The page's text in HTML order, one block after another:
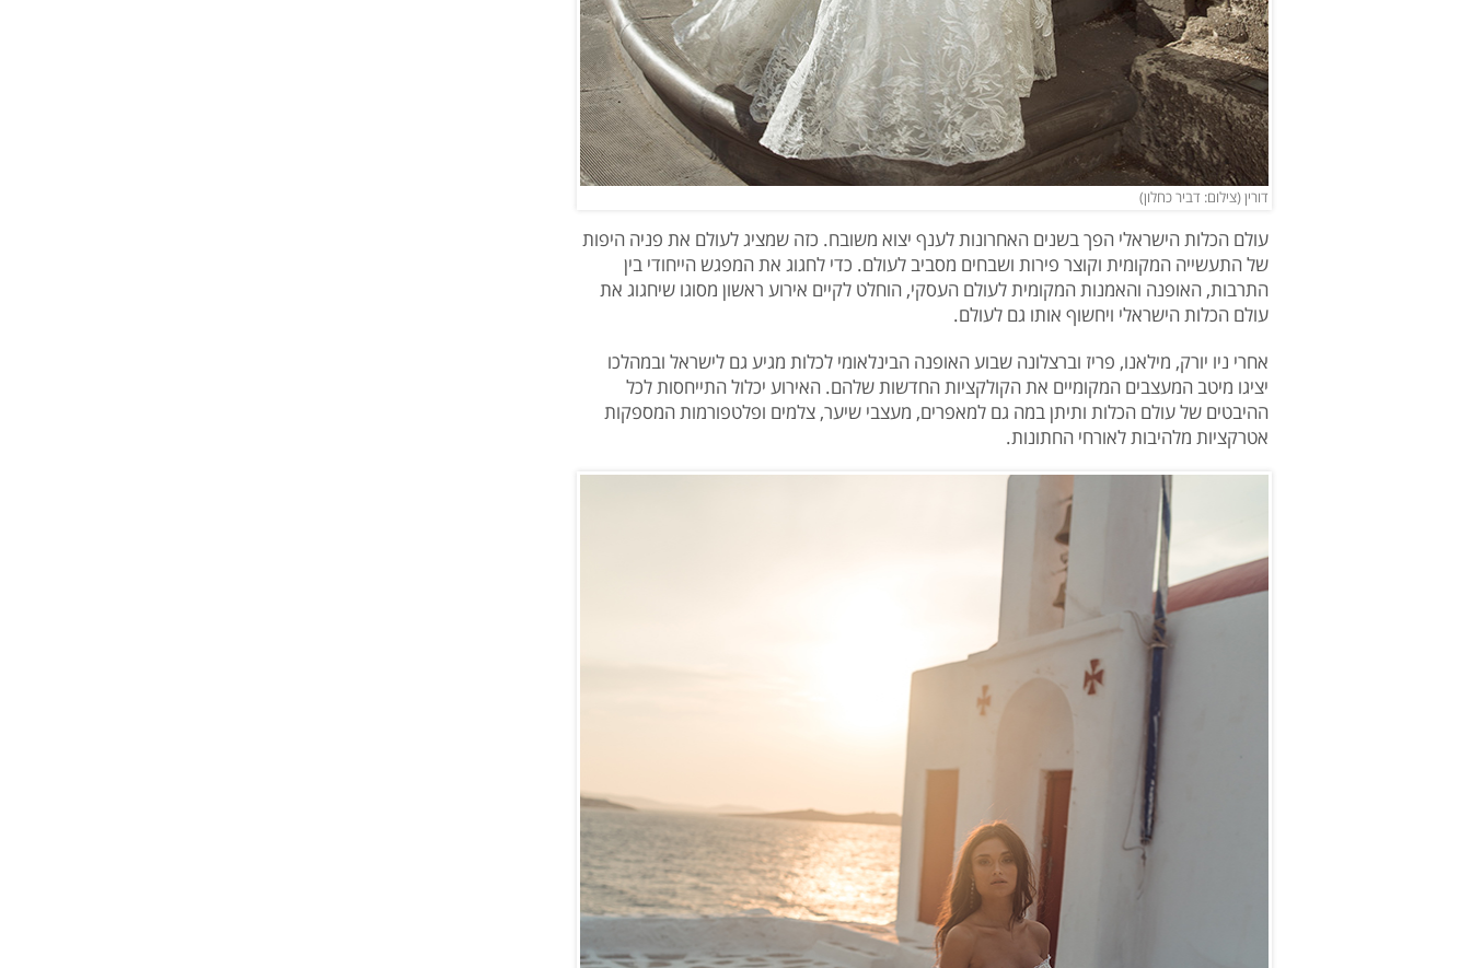
דורין (צילום: דביר כחלון)
עולם הכלות הישראלי הפך בשנים האחרונות לענף יצוא משובח. כזה שמציג לעולם את פניה היפות
של התעשייה המקומית וקוצר פירות ושבחים מסביב לעולם. כדי לחגוג את המפגש הייחודי בין
התרבות, האופנה והאמנות המקומית לעולם העסקי, הוחלט לקיים אירוע ראשון מסוגו שיחגוג את
עולם הכלות הישראלי ויחשוף אותו גם לעולם.
אחרי ניו יורק, מילאנו, פריז וברצלונה שבוע האופנה הבינלאומי לכלות מגיע גם לישראל ובמהלכו
יציגו מיטב המעצבים המקומיים את הקולקציות החדשות שלהם. האירוע יכלול התייחסות לכל
ההיבטים של עולם הכלות ותיתן במה גם למאפרים, מעצבי שיער, צלמים ופלטפורמות המספקות
אטרקציות מלהיבות לאורחי החתונות.